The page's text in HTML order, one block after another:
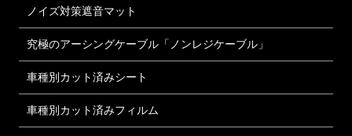
ノイズ対策遮音マット
究極のアーシングケーブル「ノンレジケーブル」
車種別カット済みシート
車種別カット済みフィルム